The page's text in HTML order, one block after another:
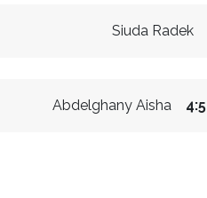
Siuda Radek
Abdelghany Aisha 4:5